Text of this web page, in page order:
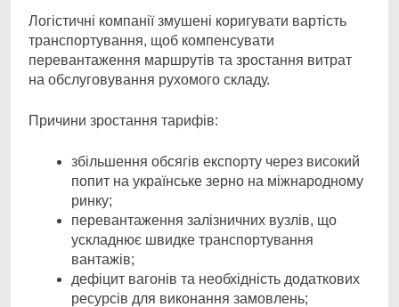
Логістичні компанії змушені коригувати вартість
транспортування, щоб компенсувати
перевантаження маршрутів та зростання витрат
на обслуговування рухомого складу.
Причини зростання тарифів:
збільшення обсягів експорту через високий
попит на українське зерно на міжнародному
ринку;
перевантаження залізничних вузлів, що
ускладнює швидке транспортування
вантажів;
дефіцит вагонів та необхідність додаткових
ресурсів для виконання замовлень;